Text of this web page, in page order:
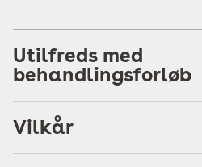
Utilfreds med
behandlingsforløb
Vilkår